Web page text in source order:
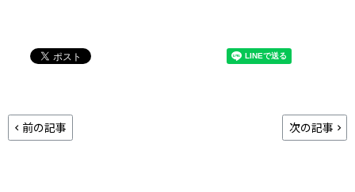
前の記事 次の記事